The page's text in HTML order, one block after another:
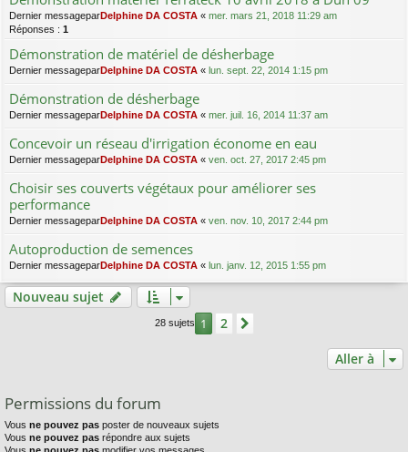
Dernier messageparDelphine DA COSTA « mer. mars 21, 2018 11:29 am
Réponses : 1
Démonstration de matériel de désherbage
Dernier messageparDelphine DA COSTA « lun. sept. 22, 2014 1:15 pm
Démonstration de désherbage
Dernier messageparDelphine DA COSTA « mer. juil. 16, 2014 11:37 am
Concevoir un réseau d'irrigation économe en eau
Dernier messageparDelphine DA COSTA « ven. oct. 27, 2017 2:45 pm
Choisir ses couverts végétaux pour améliorer ses
performance
Dernier messageparDelphine DA COSTA « ven. nov. 10, 2017 2:44 pm
Autoproduction de semences
Dernier messageparDelphine DA COSTA « lun. janv. 12, 2015 1:55 pm
Nouveau sujet
28 sujets 1 2
Aller à
Permissions du forum
Vous ne pouvez pas poster de nouveaux sujets
Vous ne pouvez pas répondre aux sujets